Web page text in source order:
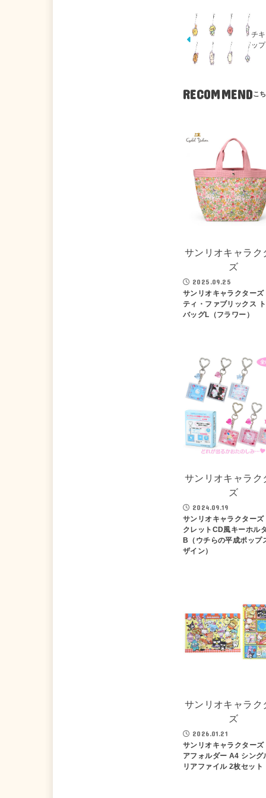
チ
ップ
RECOMMEND
サンリオキャラク
ズ
2025.09.25
サンリオキャラクターズ
ティ・ファブリックス
バッグL（フラワー）
サンリオキャラク
ズ
2024.09.19
サンリオキャラクターズ
クレットCD風キーホル
B（ウチらの平成ポップ
ザイン）
サンリオキャラク
ズ
2026.01.21
サンリオキャラクターズ
アフォルダー A4 シング
リアファイル 2枚セット